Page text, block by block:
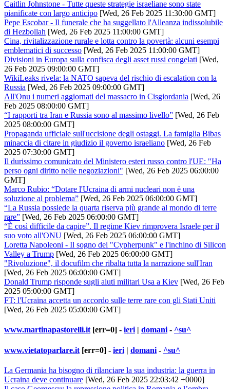
Caitlin Johnstone - Tutte queste strategie israeliane sono state
pianificate con largo anticipo [Wed, 26 Feb 2025 11:30:00 GMT]
Pepe Escobar - Il funerale che ha suggellato l'Alleanza indissolubile
di Hezbollah [Wed, 26 Feb 2025 11:00:00 GMT]
Cina, rivitalizzazione rurale e lotta contro la povertà: alcuni esempi
emblematici di successo [Wed, 26 Feb 2025 11:00:00 GMT]
Divisioni in Europa sulla confisca degli asset russi congelati [Wed,
26 Feb 2025 09:00:00 GMT]
WikiLeaks rivela: la NATO sapeva del rischio di escalation con la
Russia [Wed, 26 Feb 2025 09:00:00 GMT]
All'Onu i numeri aggiornati del massacro in Cisgiordania [Wed, 26
Feb 2025 08:00:00 GMT]
“I rapporti tra Iran e Russia sono al massimo livello” [Wed, 26 Feb
2025 08:00:00 GMT]
Propaganda ufficiale sull'uccisione degli ostaggi. La famiglia Bibas
minaccia di citare in giudizio il governo israeliano [Wed, 26 Feb
2025 07:30:00 GMT]
Il durissimo comunicato del Ministero esteri russo contro l'UE: "Ha
perso ogni diritto nelle negoziazioni" [Wed, 26 Feb 2025 06:00:00
GMT]
Marco Rubio: “Dotare l'Ucraina di armi nucleari non è una
soluzione al problema” [Wed, 26 Feb 2025 06:00:00 GMT]
“La Russia possiede la quarta riserva più grande al mondo di terre
rare” [Wed, 26 Feb 2025 06:00:00 GMT]
“È così difficile da capire”. Il regime Kiev rimprovera Israele per il
suo voto all'ONU [Wed, 26 Feb 2025 06:00:00 GMT]
Loretta Napoleoni - Il sogno dei "Cypherpunk" e l'inchino di Silicon
Valley a Trump [Wed, 26 Feb 2025 06:00:00 GMT]
"Rivoluzione", il docufilm che ribalta tutta la narrazione sull'Iran
[Wed, 26 Feb 2025 06:00:00 GMT]
Donald Trump risponde sugli aiuti militari Usa a Kiev [Wed, 26 Feb
2025 05:00:00 GMT]
FT: l'Ucraina accetta un accordo sulle terre rare con gli Stati Uniti
[Wed, 26 Feb 2025 05:00:00 GMT]
www.martinapastorelli.it [err=0] - ieri | domani - ^su^
www.vietatoparlare.it [err=0] - ieri | domani - ^su^
La Germania ha bisogno di rilanciare la sua industria: la guerra in
Ucraina deve continuare [Wed, 26 Feb 2025 22:03:42 +0000]